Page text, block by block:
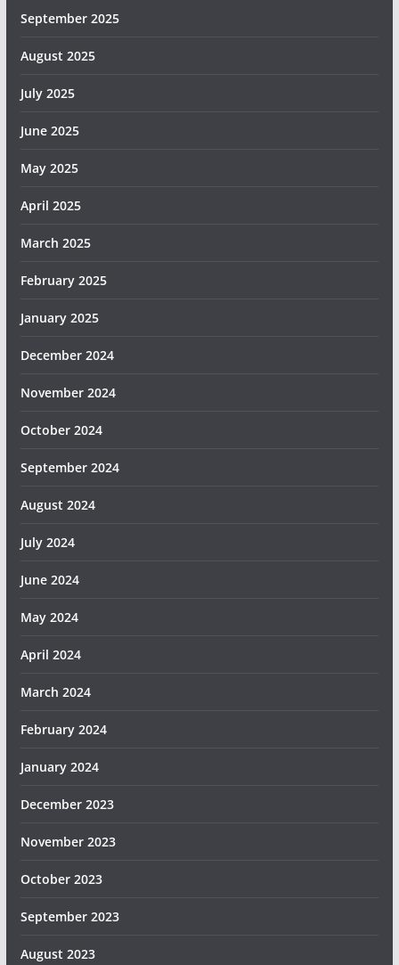
September 2025
August 2025
July 2025
June 2025
May 2025
April 2025
March 2025
February 2025
January 2025
December 2024
November 2024
October 2024
September 2024
August 2024
July 2024
June 2024
May 2024
April 2024
March 2024
February 2024
January 2024
December 2023
November 2023
October 2023
September 2023
August 2023